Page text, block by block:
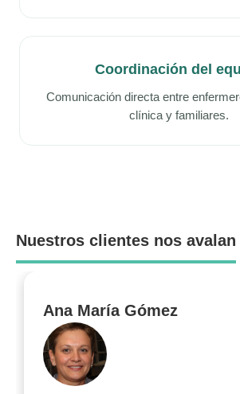
Coordinación del
Comunicación directa entre
clínica y familiares.
Nuestros clientes nos avalan
Ana María Gómez